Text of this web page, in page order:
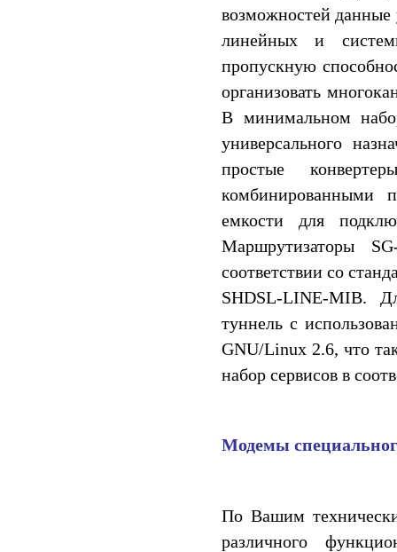
возможностей данные
линейных и
пропускную
организовать
В минимальном
универсального
простые
комбинированными
емкости для
Маршрутизаторы
соответствии со
SHDSL-LINE-MIB.
туннель с
GNU/Linux 2.6, что
набор сервисов в
Модемы
По Вашим
различного